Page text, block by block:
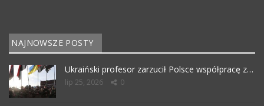
NAJNOWSZE POSTY
Ukraiński profesor zarzucił Polsce współpracę z…
lip 25, 2026 0